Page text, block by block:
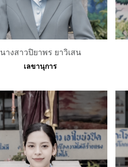
นางสาวปิยาพร ยาวิเสน
เลขานุการ